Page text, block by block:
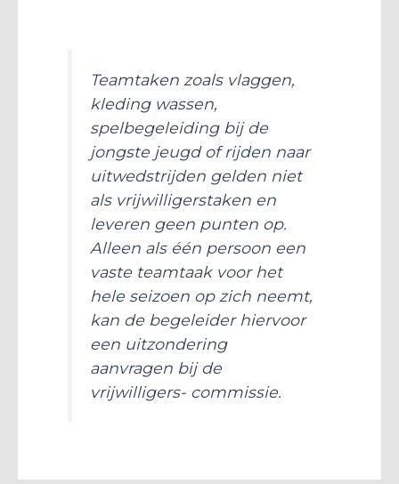
Teamtaken zoals vlaggen,
kleding wassen,
spelbegeleiding bij de
jongste jeugd of rijden naar
uitwedstrijden gelden niet
als vrijwilligerstaken en
leveren geen punten op.
Alleen als één persoon een
vaste teamtaak voor het
hele seizoen op zich neemt,
kan de begeleider hiervoor
een uitzondering
aanvragen bij de
vrijwilligers- commissie.